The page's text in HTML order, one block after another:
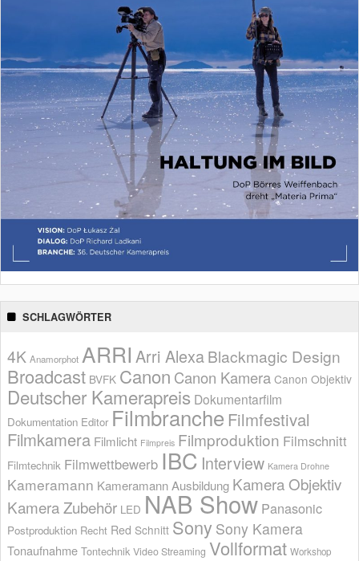
SCHLAGWÖRTER
4K Anamorphot ARRI Arri AlexaBlackmagic Design
Broadcast BVFK Canon Canon Kamera Canon Objektiv
Deutscher Kamerapreis Dokumentarfilm
Dokumentation Editor Filmbranche Filmfestival
Filmkamera Filmlicht Filmpreis Filmproduktion Filmschnitt
Filmtechnik Filmwettbewerb IBC Interview Kamera Drohne
Kameramann Kameramann Ausbildung Kamera Objektiv
Kamera Zubehör LED NAB Show Panasonic
Postproduktion Recht Red Schnitt Sony Sony Kamera
Tonaufnahme Tontechnik Video Streaming Vollformat Workshop